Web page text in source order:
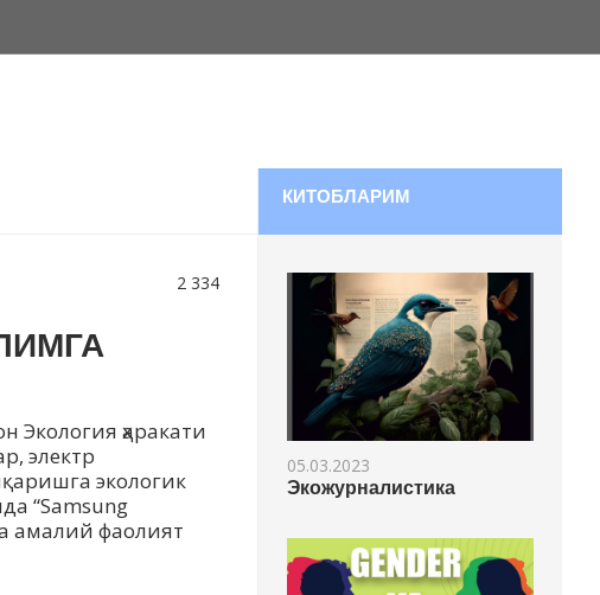
2 334
Экология ҳаракати
электр
экологик
“Samsung
амалий фаолият
КИТОБЛАРИМ
05.03.2023
Экожурналистика